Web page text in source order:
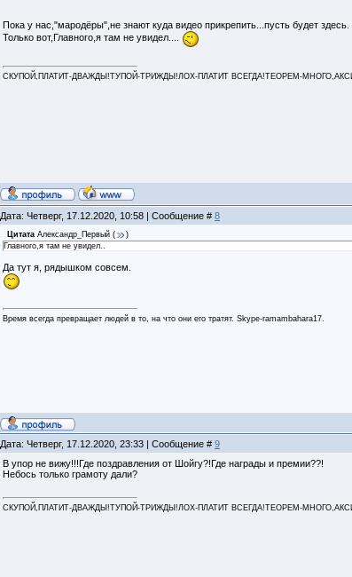
Пока у нас,"мародёры",не знают куда видео прикрепить...пусть будет здесь.
Только вот,Главного,я там не увидел....
СКУПОЙ,ПЛАТИТ-ДВАЖДЫ!ТУПОЙ-ТРИЖДЫ!ЛОХ-ПЛАТИТ ВСЕГДА!ТЕОРЕМ-
Дата: Четверг, 17.12.2020, 10:58 | Сообщение # 8
Цитата Александр_Первый(
)
Главного,я там не увидел..
Да тут я, рядышком совсем.
Время всегда превращает людей в то, на что они его тратят. Skype-ramambahara17.
Дата: Четверг, 17.12.2020, 23:33 | Сообщение # 9
В упор не вижу!!!Где поздравления от Шойгу?!Где награды и премии??!
Небось только грамоту дали?
СКУПОЙ,ПЛАТИТ-ДВАЖДЫ!ТУПОЙ-ТРИЖДЫ!ЛОХ-ПЛАТИТ ВСЕГДА!ТЕОРЕМ-